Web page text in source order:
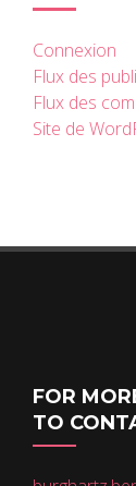
Connexion
Flux des
Flux des
Site de
FOR
TO